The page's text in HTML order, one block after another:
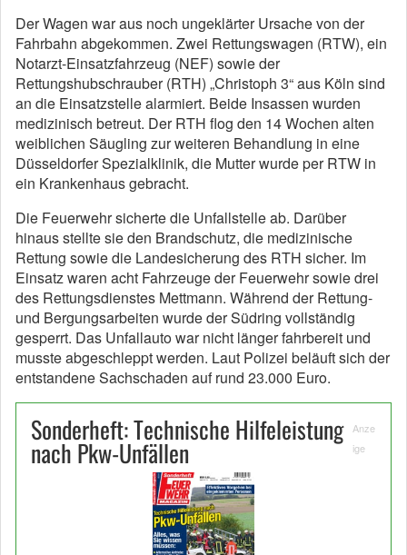
Der Wagen war aus noch ungeklärter Ursache von der
Fahrbahn abgekommen. Zwei Rettungswagen (RTW), ein
Notarzt-Einsatzfahrzeug (NEF) sowie der
Rettungshubschrauber (RTH) „Christoph 3“ aus Köln sind
an die Einsatzstelle alarmiert. Beide Insassen wurden
medizinisch betreut. Der RTH flog den 14 Wochen alten
weiblichen Säugling zur weiteren Behandlung in eine
Düsseldorfer Spezialklinik, die Mutter wurde per RTW in
ein Krankenhaus gebracht.
Die Feuerwehr sicherte die Unfallstelle ab. Darüber
hinaus stellte sie den Brandschutz, die medizinische
Rettung sowie die Landesicherung des RTH sicher. Im
Einsatz waren acht Fahrzeuge der Feuerwehr sowie drei
des Rettungsdienstes Mettmann. Während der Rettung-
und Bergungsarbeiten wurde der Südring vollständig
gesperrt. Das Unfallauto war nicht länger fahrbereit und
musste abgeschleppt werden. Laut Polizei beläuft sich der
entstandene Sachschaden auf rund 23.000 Euro.
Sonderheft: Technische Hilfeleistung
nach Pkw-Unfällen
Anze
ige